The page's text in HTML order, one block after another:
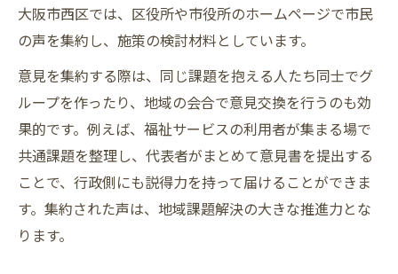
大阪市西区では、区役所や市役所のホームページで市民
の声を集約し、施策の検討材料としています。
意見を集約する際は、同じ課題を抱える人たち同士でグ
ループを作ったり、地域の会合で意見交換を行うのも効
果的です。例えば、福祉サービスの利用者が集まる場で
共通課題を整理し、代表者がまとめて意見書を提出する
ことで、行政側にも説得力を持って届けることができま
す。集約された声は、地域課題解決の大きな推進力とな
ります。